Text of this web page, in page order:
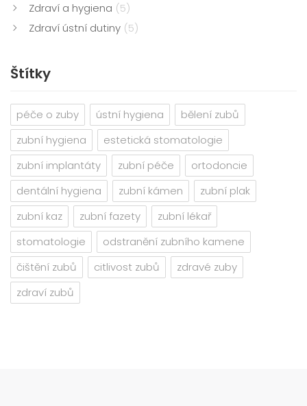
Zdraví a hygiena (5)
Zdraví ústní dutiny (5)
Štítky
péče o zuby ústní hygiena
bělení zubů
zubní hygiena
estetická stomatologie
zubní implantáty
zubní péče
ortodoncie
dentální hygiena
zubní kámen
zubní plak
zubní kaz
zubní fazety
zubní lékař
stomatologie
odstranění zubního kamene
čištění zubů
citlivost zubů
zdravé zuby
zdraví zubů